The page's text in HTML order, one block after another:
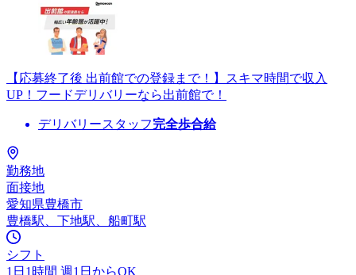
【応募終了後 出前館での登録まで！】スキマ時間で収入
UP！フードデリバリーなら出前館で！
デリバリースタッフ完全歩合給
勤務地
面接地
愛知県豊橋市
豊橋駅、下地駅、船町駅
シフト
1日1時間 週1日からOK